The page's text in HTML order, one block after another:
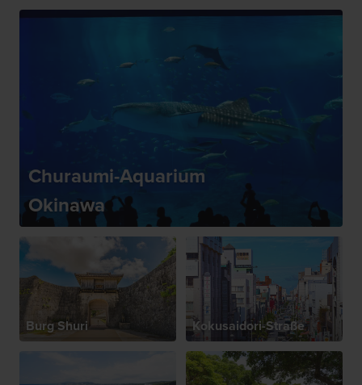
Churaumi-Aquarium
Okinawa
Burg Shuri Kokusaidori-Straße